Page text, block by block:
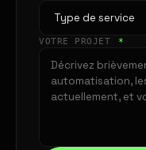
VOTRE PROJET *